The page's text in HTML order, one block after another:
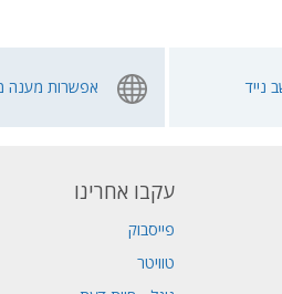
נייד אפשרות מענה
עקבו אחרינו
פייסבוק
טוויטר